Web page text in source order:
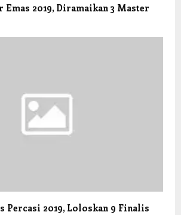
Emas 2019, Diramaikan 3 Master
Percasi 2019, Loloskan 9 Finalis